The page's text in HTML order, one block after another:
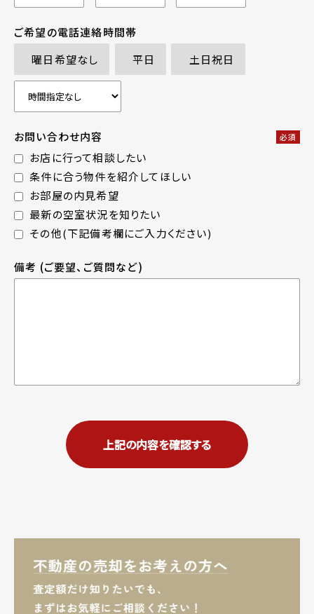
ご希望の電話連絡時間帯
曜日希望なし
平日 土日祝日
お問い合わせ内容 必須
お店に行って相談したい
条件に合う物件を紹介してほしい
お部屋の内見希望
最新の空室状況を知りたい
その他(下記備考欄にご入力ください)
備考 (ご要望、ご質問など)